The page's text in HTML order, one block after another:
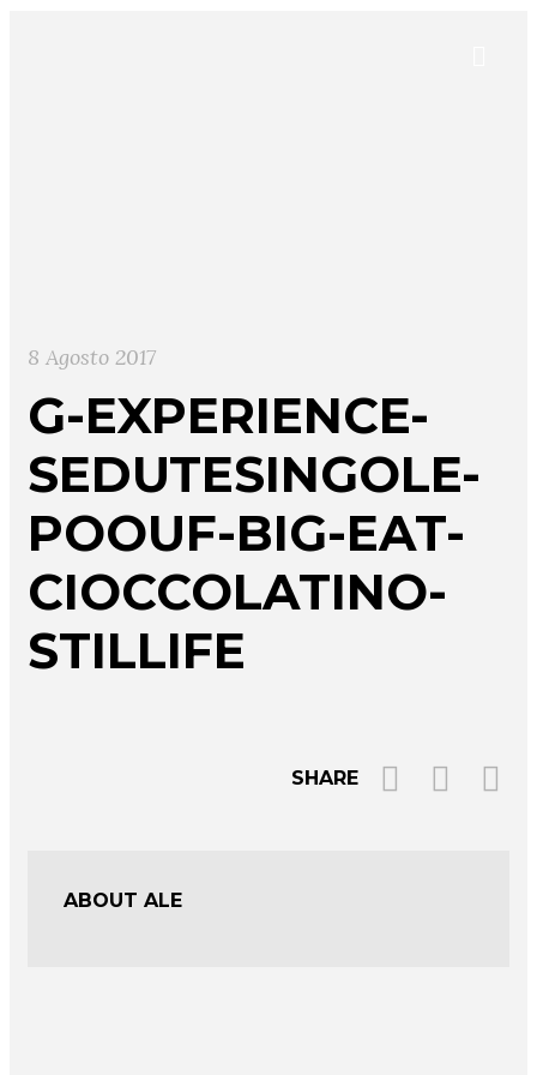
8 Agosto 2017
G-EXPERIENCE-
SEDUTESINGOLE-
POOUF-BIG-EAT-
CIOCCOLATINO-
STILLIFE
SHARE
ABOUT ALE